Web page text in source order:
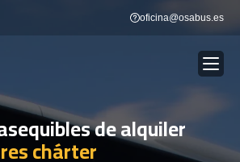
oficina@osabus.es
Show dropdown
de alquiler
chárter